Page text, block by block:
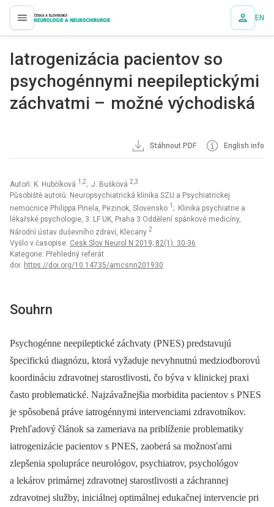
proLékaře.cz EN
Iatrogenizácia pa­cientov so
psychogén­nymi neepileptickými
záchvatmi – možné východiská
Stáhnout PDF English info
Autoři: K. Hubčíková 1,2; J. Bušková 2,3
Působiště autorů: Neuropsychiatrická klinika SZU a Psychiatrickej
nemocnice Philippa Pinela, Pezinok, Slovensko 1 ; Klinika psychiatrie a
lékařské psychologie, 3. LF UK, Praha 3 Oddělení spánkové medicíny,
Národní ústav duševního zdraví, Klecany 2
Vyšlo v časopise: Cesk Slov Neurol N 2019; 82(1): 30-36
Kategorie: Přehledný referát
doi: https://doi.org/10.14735/amcsnn201930
Souhrn
Psychogén­ne neepileptické záchvaty (PNES) predstavujú
špecifickú dia­gnózu, ktorá vyžaduje nevyhnutnú medziodborovú
koordináciu zdravotnej starostlivosti, čo býva v klinickej praxi
často problematické. Najzávažnejšia morbidita pa­cientov s PNES
je spôsobená práve iatrogén­nymi intervenciami zdravotníkov.
Prehľadový článok sa zameriava na priblíženie problematiky
iatrogenizácie pa­cientov s PNES, zaoberá sa možnosťami
zlepšenia spolupráce neurológov, psychiatrov, psychológov
a lekárov primárnej zdravotnej starostlivosti a záchran­nej
zdravotnej služby, iniciálnej optimálnej edukačnej intervencie pri